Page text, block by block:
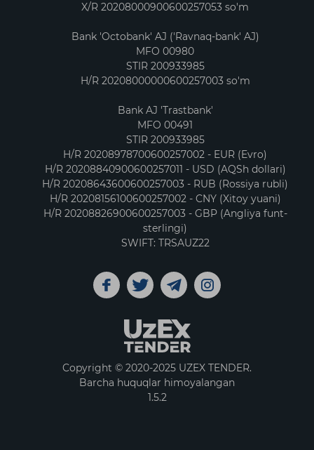
X/R 20208000900600257053 so'm
Bank 'Octobank' AJ ('Ravnaq-bank' AJ)
MFO 00980
STIR 200933985
H/R 20208000000600257003 so'm
Bank AJ 'Trastbank'
MFO 00491
STIR 200933985
H/R 20208978700600257002 - EUR (Evro)
H/R 20208840900600257011 - USD (AQSh dollari)
H/R 20208643600600257003 - RUB (Rossiya rubli)
H/R 20208156100600257002 - CNY (Xitoy yuani)
H/R 20208826900600257003 - GBP (Angliya funt-
sterlingi)
SWIFT: TRSAUZ22
Copyright © 2020-2025 UZEX TENDER.
Barcha huquqlar himoyalangan
1.5.2